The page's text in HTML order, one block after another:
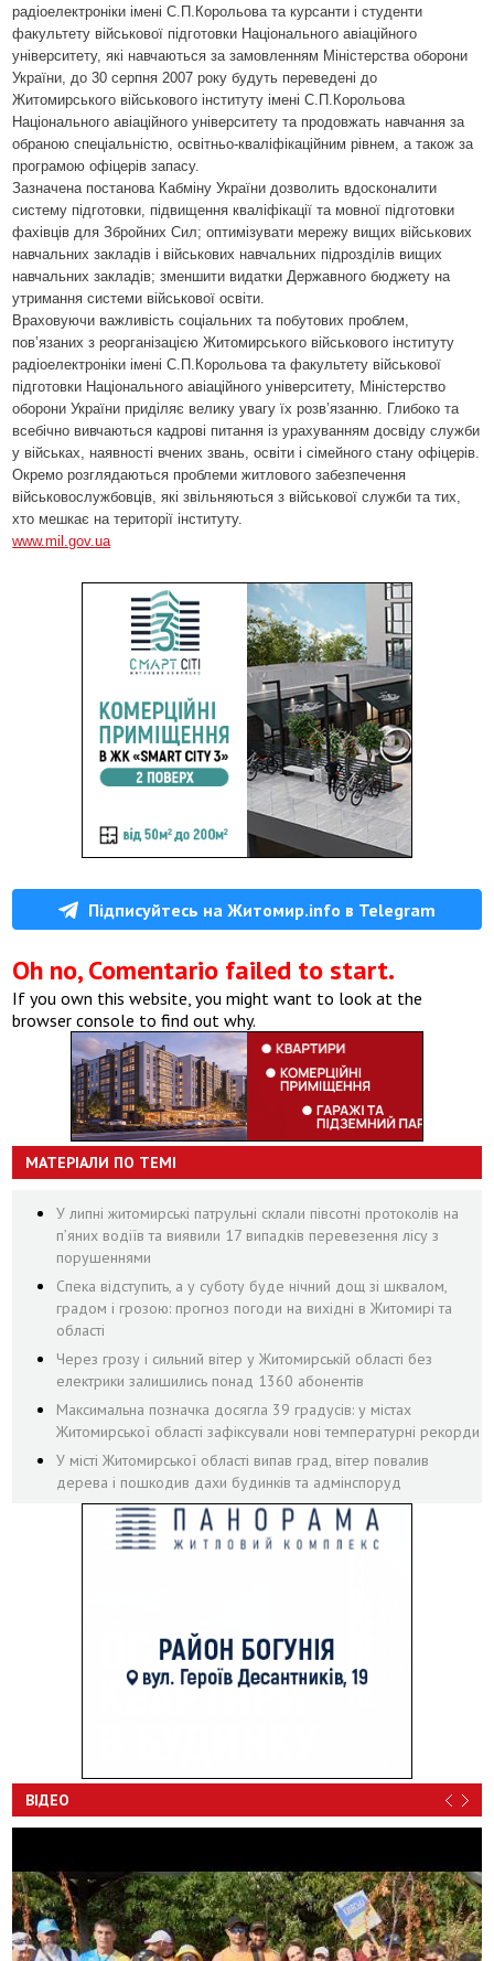
радіоелектроніки імені С.П.Корольова та курсанти і студенти
факультету військової підготовки Національного авіаційного
університету, які навчаються за замовленням Міністерства оборони
України, до 30 серпня 2007 року будуть переведені до
Житомирського військового інституту імені С.П.Корольова
Національного авіаційного університету та продовжать навчання за
обраною спеціальністю, освітньо-кваліфікаційним рівнем, а також за
програмою офіцерів запасу.
Зазначена постанова Кабміну України дозволить вдосконалити
систему підготовки, підвищення кваліфікації та мовної підготовки
фахівців для Збройних Сил; оптимізувати мережу вищих військових
навчальних закладів і військових навчальних підрозділів вищих
навчальних закладів; зменшити видатки Державного бюджету на
утримання системи військової освіти.
Враховуючи важливість соціальних та побутових проблем,
пов’язаних з реорганізацією Житомирського військового інституту
радіоелектроніки імені С.П.Корольова та факультету військової
підготовки Національного авіаційного університету, Міністерство
оборони України приділяє велику увагу їх розв’язанню. Глибоко та
всебічно вивчаються кадрові питання із урахуванням досвіду служби
у військах, наявності вчених звань, освіти і сімейного стану офіцерів.
Окремо розглядаються проблеми житлового забезпечення
військовослужбовців, які звільняються з військової служби та тих,
хто мешкає на території інституту.
www.mil.gov.ua
Підписуйтесь на Житомир.info в Telegram
Oh no, Comentario failed to start.
If you own this website, you might want to look at the
browser console to find out why.
МАТЕРІАЛИ ПО ТЕМІ
У липні житомирські патрульні склали півсотні протоколів на
пʼяних водіїв та виявили 17 випадків перевезення лісу з
порушеннями
Спека відступить, а у суботу буде нічний дощ зі шквалом,
градом і грозою: прогноз погоди на вихідні в Житомирі та
області
Через грозу і сильний вітер у Житомирській області без
електрики залишились понад 1360 абонентів
Максимальна позначка досягла 39 градусів: у містах
Житомирської області зафіксували нові температурні рекорди
У місті Житомирської області випав град, вітер повалив
дерева і пошкодив дахи будинків та адмінспоруд
ВІДЕО